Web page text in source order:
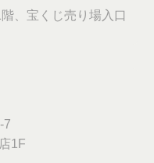
、宝くじ売り場入口
7
1F